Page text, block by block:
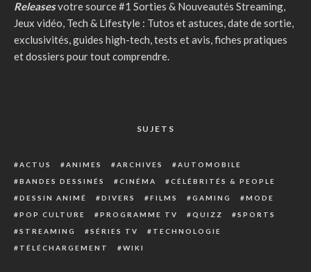
Releasesvotre source #1 Sorties & Nouveautés Streaming,
Jeux vidéo, Tech & Lifestyle : Tutos et astuces, date de sortie,
exclusivités, guides high-tech, tests et avis, fiches pratiques
et dossiers pour tout comprendre.
SUJETS
ACTUS ANIMES ARCHIVES
AUTOMOBILE
BANDES DESSINÉS
CINÉMA
CÉLÉBRITÉS & PEOPLE
DESSIN ANIMÉ
DIVERS FILMS GAMING
MODE
POP CULTURE
PROGRAMME TV QUIZZ
SPORTS
STREAMING
SÉRIES TV
TECHNOLOGIE
TÉLÉCHARGEMENT
WIKI